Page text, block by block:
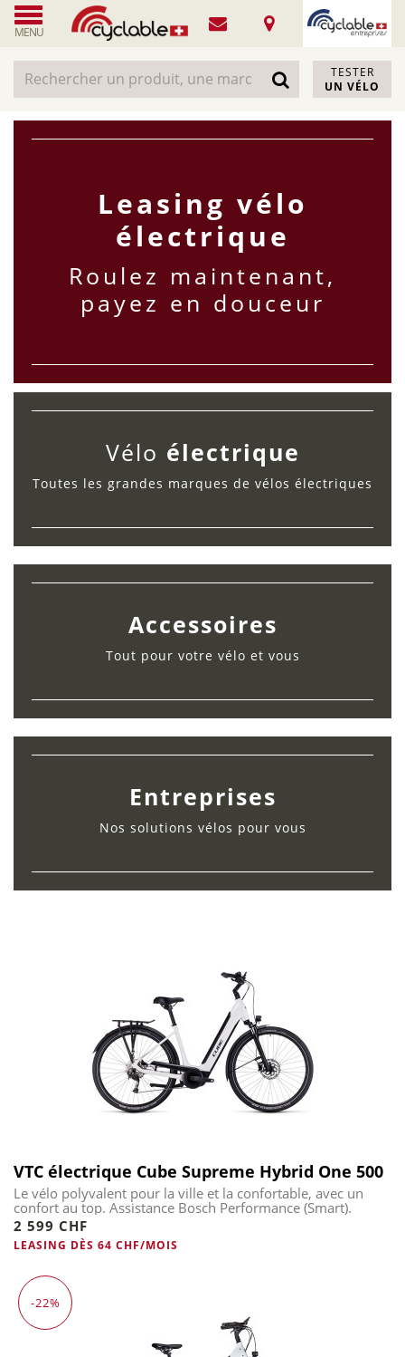
MENU
TESTER
UN VÉLO
Leasing vélo
électrique
Roulez maintenant,
payez en douceur
Vélo électrique
Toutes les grandes marques de vélos électriques
Accessoires
Tout pour votre vélo et vous
Entreprises
Nos solutions vélos pour vous
VTC électrique Cube Supreme Hybrid One 500
Le vélo polyvalent pour la ville et la confortable, avec un
confort au top. Assistance Bosch Performance (Smart).
2 599 CHF
LEASING DÈS 64 CHF/MOIS
-22%